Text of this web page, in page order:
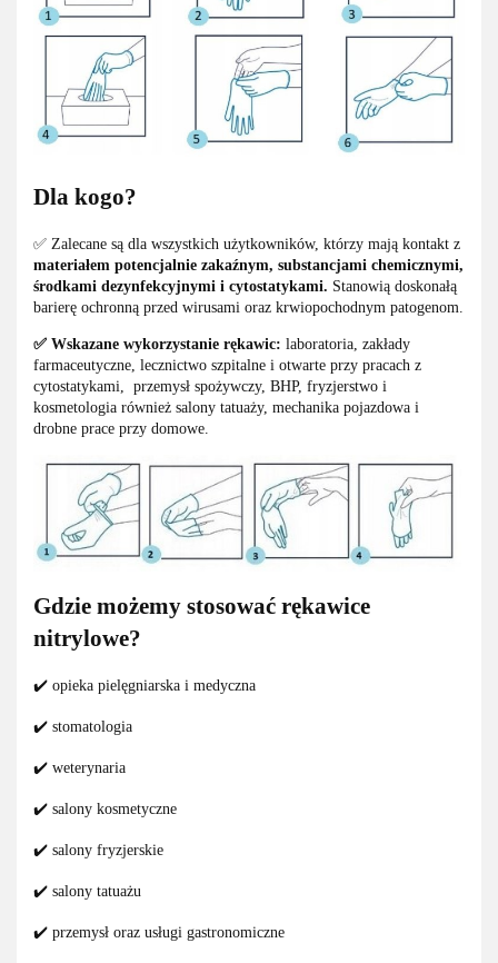
Dla kogo?
✅ Zalecane są dla wszystkich użytkowników, którzy mają kontakt z
materiałem potencjalnie zakaźnym, substancjami chemicznymi,
środkami dezynfekcyjnymi i cytostatykami. Stanowią doskonałą
barierę ochronną przed wirusami oraz krwiopochodnym patogenom.
✅ Wskazane wykorzystanie rękawic: laboratoria, zakłady
farmaceutyczne, lecznictwo szpitalne i otwarte przy pracach z
cytostatykami, przemysł spożywczy, BHP, fryzjerstwo i
kosmetologia również salony tatuaży, mechanika pojazdowa i
drobne prace przy domowe.
Gdzie możemy stosować rękawice
nitrylowe?
✔️ opieka pielęgniarska i medyczna
✔️ stomatologia
✔️ weterynaria
✔️ salony kosmetyczne
✔️ salony fryzjerskie
✔️ salony tatuażu
✔️ przemysł oraz usługi gastronomiczne